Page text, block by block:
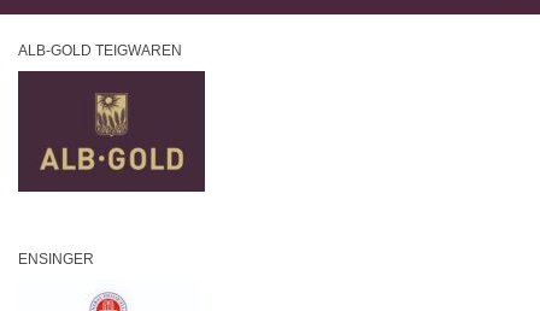
ALB-GOLD TEIGWAREN
ENSINGER